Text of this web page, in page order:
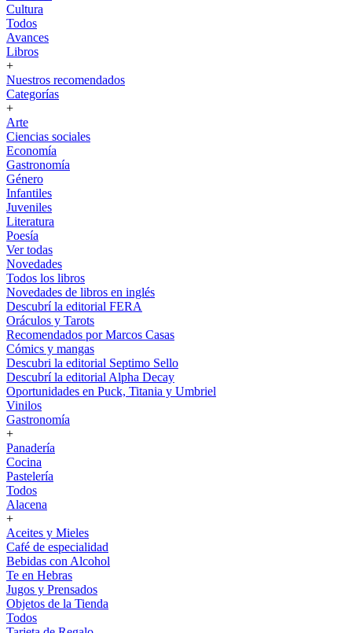
Cultura
Todos
Avances
Libros
+
Nuestros recomendados
Categorías
+
Arte
Ciencias sociales
Economía
Gastronomía
Género
Infantiles
Juveniles
Literatura
Poesía
Ver todas
Novedades
Todos los libros
Novedades de libros en inglés
Descubrí la editorial FERA
Oráculos y Tarots
Recomendados por Marcos Casas
Cómics y mangas
Descubri la editorial Septimo Sello
Descubrí la editorial Alpha Decay
Oportunidades en Puck, Titania y Umbriel
Vinilos
Gastronomía
+
Panadería
Cocina
Pastelería
Todos
Alacena
+
Aceites y Mieles
Café de especialidad
Bebidas con Alcohol
Te en Hebras
Jugos y Prensados
Objetos de la Tienda
Todos